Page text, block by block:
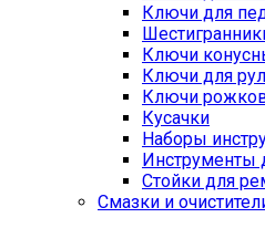
Ключи для
Ключи
Ключи для
Ключи
Кусачки
Наборы
Инструменты
Стойки для
Смазки и